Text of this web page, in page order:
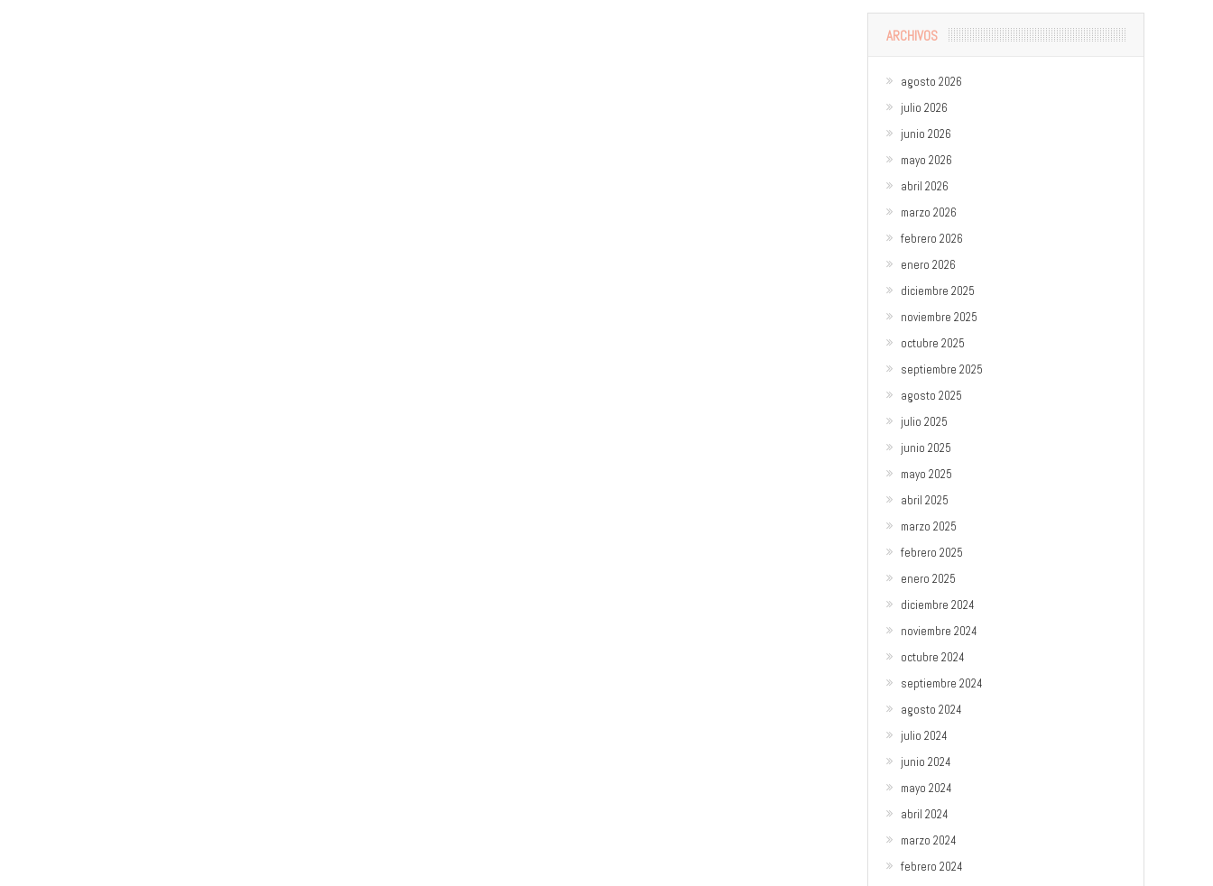
ARCHIVOS
agosto 2026
julio 2026
junio 2026
mayo 2026
abril 2026
marzo 2026
febrero 2026
enero 2026
diciembre 2025
noviembre 2025
octubre 2025
septiembre 2025
agosto 2025
julio 2025
junio 2025
mayo 2025
abril 2025
marzo 2025
febrero 2025
enero 2025
diciembre 2024
noviembre 2024
octubre 2024
septiembre 2024
agosto 2024
julio 2024
junio 2024
mayo 2024
abril 2024
marzo 2024
febrero 2024